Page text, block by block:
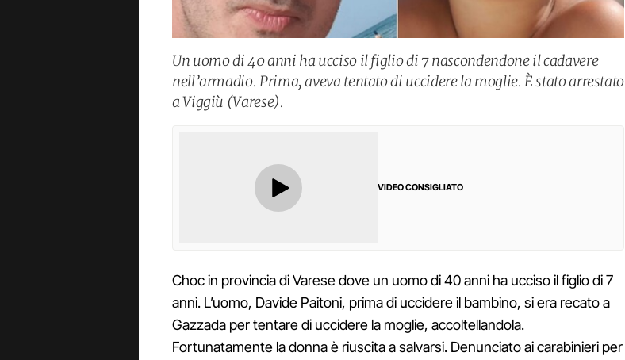
Un uomo di 40 anni ha ucciso il figlio di 7 nascondendone il cadavere
nell’armadio. Prima, aveva tentato di uccidere la moglie. È stato arrestato
a Viggiù (Varese).
VIDEO CONSIGLIATO
Choc in provincia di Varese dove un uomo di 40 anni ha ucciso il figlio di 7
anni. L’uomo, Davide Paitoni, prima di uccidere il bambino, si era recato a
Gazzada per tentare di uccidere la moglie, accoltellandola.
Fortunatamente la donna è riuscita a salvarsi. Denunciato ai carabinieri per